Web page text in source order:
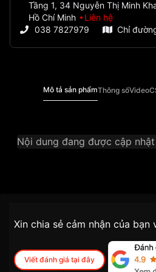
Tầng 1, 34 Nguyễn Thị Minh
Hồ Chí Minh
Liên hệ
038 7827979
Chỉ
Mô tả sản phẩmThông sốVideo
Nội dung đang được cập nhật
Đối tượng sử dụng Nam
Dòng máy Pin / Quartz
nhanh chóng – minh bạch
Xin chia sẻ cảm nhận của bạn
Viết đánh giá tại đây